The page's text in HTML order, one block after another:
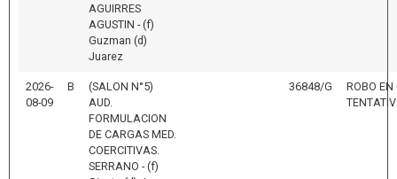
AGUIRRES
AGUSTIN - (f)
Guzman (d)
Juarez
2026-
08-09
B
(SALON N°5)
AUD.
FORMULACION
DE CARGAS MED.
COERCITIVAS.
SERRANO - (f)
36848/G
ROBO EN